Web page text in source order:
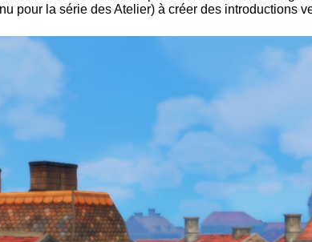
pour la série des Atelier) à créer des introductions